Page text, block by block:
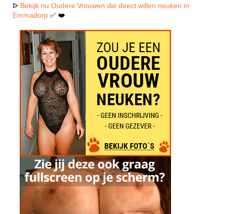
ᐅ Bekijk nu Oudere Vrouwen die direct willen neuken in
Emmadorp ✅ ❤️